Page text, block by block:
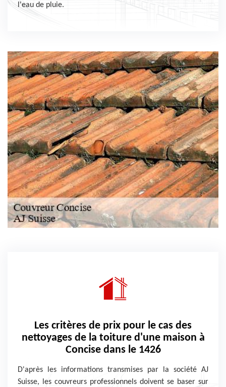
l'eau de pluie.
Les critères de prix pour le cas des
nettoyages de la toiture d'une maison à
Concise dans le 1426
D'après les informations transmises par la société AJ
Suisse, les couvreurs professionnels doivent se baser sur